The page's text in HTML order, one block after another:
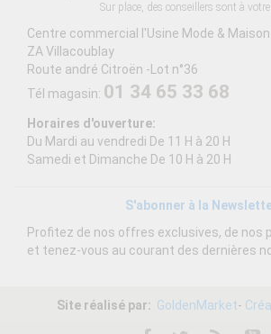
Sur place, des conseillers sont à votre
Centre commercial l'Usine Mode & Maison
ZA Villacoublay
Route andré Citroën -Lot n°36
Tél magasin: 01 34 65 33 68
Horaires d'ouverture:
Du Mardi au vendredi De 11 H à 20 H
Samedi et Dimanche De 10 H à 20 H
S'abonner à la
Profitez de nos offres exclusives, de nos
et tenez-vous au courant des dernières
Site réalisé par: GoldenMarket-